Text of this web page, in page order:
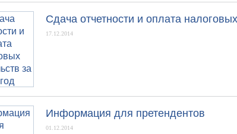
Сдача отчетности и оплата
17.12.2014
Информация для претендентов
01.12.2014